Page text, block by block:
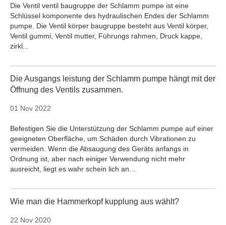
Die Ventil ventil baugruppe der Schlamm pumpe ist eine
Schlüssel komponente des hydraulischen Endes der Schlamm
pumpe. Die Ventil körper baugruppe besteht aus Ventil körper,
Ventil gummi, Ventil mutter, Führungs rahmen, Druck kappe,
zirkl...
Die Ausgangs leistung der Schlamm pumpe hängt mit der
Öffnung des Ventils zusammen.
01 Nov 2022
Befestigen Sie die Unterstützung der Schlamm pumpe auf einer
geeigneten Oberfläche, um Schäden durch Vibrationen zu
vermeiden. Wenn die Absaugung des Geräts anfangs in
Ordnung ist, aber nach einiger Verwendung nicht mehr
ausreicht, liegt es wahr schein lich an...
Wie man die Hammerkopf kupplung aus wählt?
22 Nov 2020